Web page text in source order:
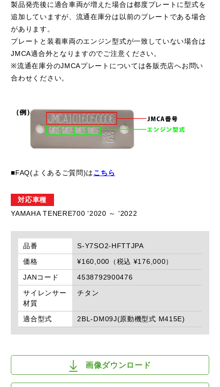
製品発売後に適合車両が増えた場合は都度プレートに型式を
追加していますが、流通在庫分は以前のプレートである場合
があります。
プレートと装着車両のエンジン型式が一致していない場合は
JMCA適合外となりますのでご注意ください。
※流通在庫分のJMCAプレートについては各販売店へお問い
合わせください。
■FAQ(よくあるご質問)はこちら
対応車種
YAMAHA TENERE700 '2020 ～ '2022
品番
S-Y7SO2-HFTTJPA
価格
¥160,000（税込 ¥176,000）
JANコード
4538792900476
サイレンサー
材質
チタン
適合型式 2BL-DM09J(原動機型式 M415E)
画像ダウンロード